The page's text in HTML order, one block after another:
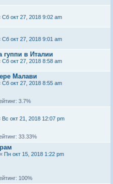
Сб окт 27, 2018 9:02 am
Сб окт 27, 2018 9:01 am
гуппи в Италии
Сб окт 27, 2018 8:58 am
Малави
Сб окт 27, 2018 8:55 am
3.7%
Вс окт 21, 2018 12:07 pm
33.33%
« Пн окт 15, 2018 1:22 pm
100%